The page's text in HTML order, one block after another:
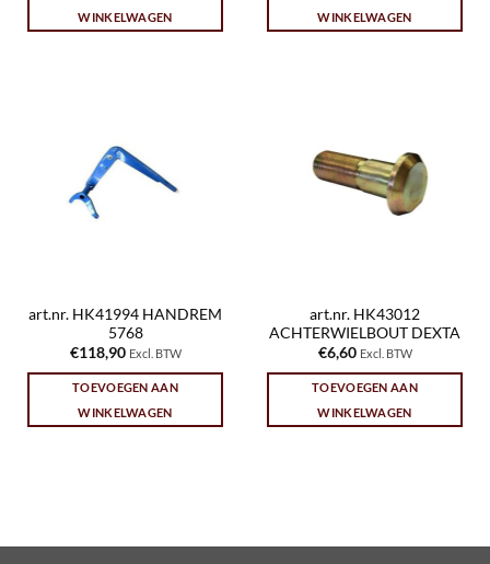
WINKELWAGEN
WINKELWAGEN
art.nr. HK41994 HANDREM
5768
€118,90 Excl. BTW
TOEVOEGEN AAN
WINKELWAGEN
art.nr. HK43012
ACHTERWIELBOUT DEXTA
€6,60 Excl. BTW
TOEVOEGEN AAN
WINKELWAGEN